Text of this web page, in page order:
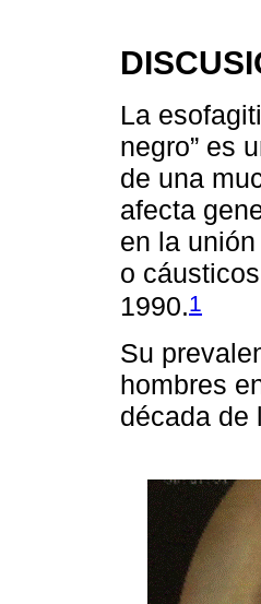
La
negro” es
de una
afecta
en la
o
1990.1
Su
hombres
década de